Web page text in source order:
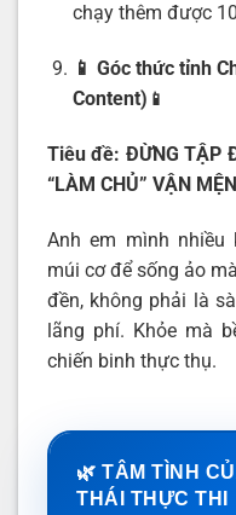
chạy thêm được
📱 Góc thức tỉnh
Content) 📱
Tiêu đề: ĐỪNG TẬP
“LÀM CHỦ” VẬN
Anh em mình
múi cơ để sống ảo
đền, không phải là
lãng phí. Khỏe mà
chiến binh thực thụ.
🌿 TÂM TÌNH
THÁI THỰC THI